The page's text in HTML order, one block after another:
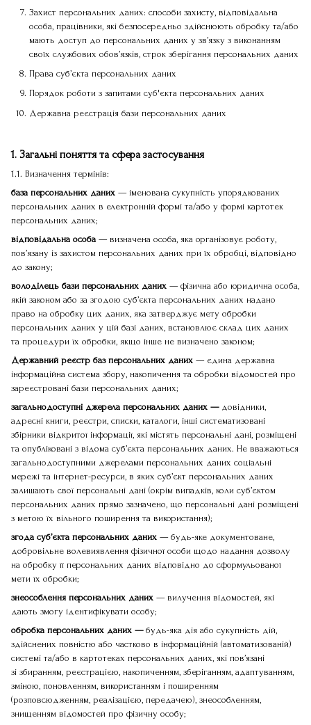
Захист персональних даних: способи захисту, відповідальна
особа, працівники, які безпосередньо здійснюють обробку та/або
мають доступ до персональних даних у зв’язку з виконанням
своїх службових обов’язків, строк зберігання персональних даних
Права суб’єкта персональних даних
Порядок роботи з запитами суб'єкта персональних даних
Державна реєстрація бази персональних даних
1. Загальні поняття та сфера застосування
1.1. Визначення термінів:
база персональних даних — іменована сукупність упорядкованих
персональних даних в електронній формі та/або у формі картотек
персональних даних;
відповідальна особа — визначена особа, яка організовує роботу,
пов’язану із захистом персональних даних при їх обробці, відповідно
до закону;
володілець бази персональних даних — фізична або юридична особа,
якій законом або за згодою суб’єкта персональних даних надано
право на обробку цих даних, яка затверджує мету обробки
персональних даних у цій базі даних, встановлює склад цих даних
та процедури їх обробки, якщо інше не визначено законом;
Державний реєстр баз персональних даних — єдина державна
інформаційна система збору, накопичення та обробки відомостей про
зареєстровані бази персональних даних;
загальнодоступні джерела персональних даних —довідники,
адресні книги, реєстри, списки, каталоги, інші систематизовані
збірники відкритої інформації, які містять персональні дані, розміщені
та опубліковані з відома суб’єкта персональних даних. Не вважаються
загальнодоступними джерелами персональних даних соціальні
мережі та інтернет-ресурси, в яких суб’єкт персональних даних
залишають свої персональні дані (окрім випадків, коли суб’єктом
персональних даних прямо зазначено, що персональні дані розміщені
з метою їх вільного поширення та використання);
згода суб’єкта персональних даних — будь-яке документоване,
добровільне волевиявлення фізичної особи щодо надання дозволу
на обробку її персональних даних відповідно до сформульованої
мети їх обробки;
знеособлення персональних даних — вилучення відомостей, які
дають змогу ідентифікувати особу;
обробка персональних даних —будь-яка дія або сукупність дій,
здійснених повністю або частково в інформаційній (автоматизованій)
системі та/або в картотеках персональних даних, які пов’язані
зі збиранням, реєстрацією, накопиченням, зберіганням, адаптуванням,
зміною, поновленням, використанням і поширенням
(розповсюдженням, реалізацією, передачею), знеособленням,
знищенням відомостей про фізичну особу;